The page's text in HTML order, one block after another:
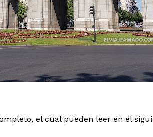
el cual pueden leer en el